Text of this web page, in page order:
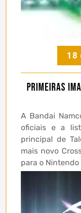
18
Primeiras
A Bandai
oficiais e a
principal de
mais novo
para o Nintendo